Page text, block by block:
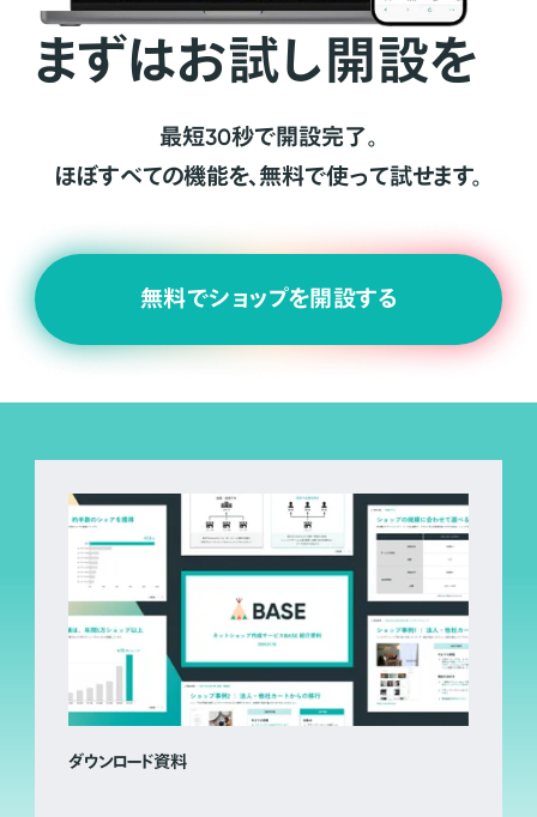
まずはお試し開設を
最短30秒で開設完了。
ほぼすべての機能を、無料で使って試せます。
無料でショップを開設する
ダウンロード資料